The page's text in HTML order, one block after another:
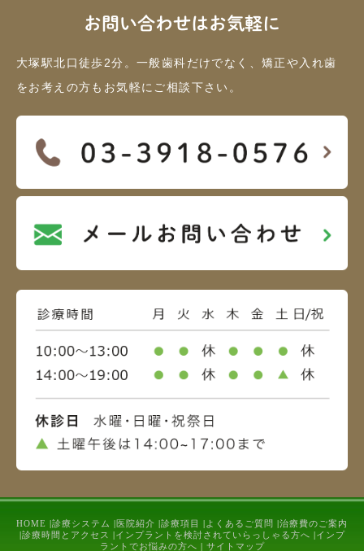
お問い合わせはお気軽に
大塚駅北口徒歩2分。一般歯科だけでなく、矯正や入れ歯
をお考えの方もお気軽にご相談下さい。
HOME |診療システム |医院紹介 |診療項目 | よくあるご質問 |治療費のご案内
|診療時間とアクセス |インプラントを検討されていらっしゃる方へ |インプ
ラントでお悩みの方へ | サイトマップ